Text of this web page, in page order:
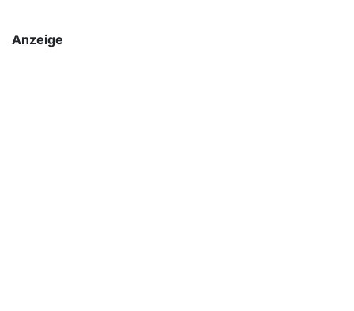
Anzeige